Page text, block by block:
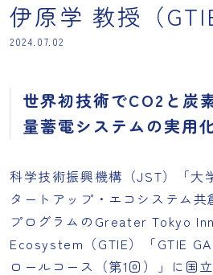
伊原学 教授（
2024.07.02
世界初技術でCO2と炭
量蓄電システムの実用
科学技術振興機構（JST）「大
タートアップ・エコシステム
プログラムのGreater Tokyo
Ecosystem（GTIE）「GTIE
ロールコース（第1回）」に国